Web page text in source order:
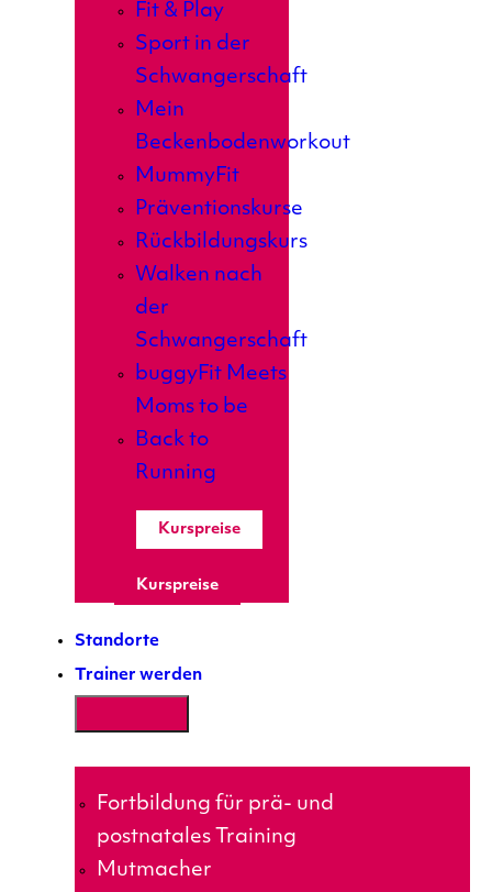
Fit & Play
Sport in der
Schwangerschaft
Mein
Beckenbodenworkout
MummyFit
Präventionskurse
Rückbildungskurs
Walken nach
der
Schwangerschaft
buggyFit Meets
Moms to be
Back to
Running
Kurspreise
Kurspreise
Standorte
Trainer werden
Fortbildung für prä- und
postnatales Training
Mutmacher